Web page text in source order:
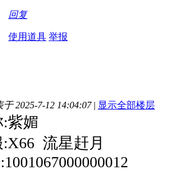
回复
使用道具 举报
于 2025-7-12 14:04:07 | 显示全部楼层
紫媚
:X66 流星赶月